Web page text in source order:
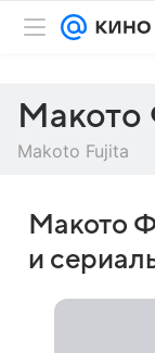
Макото
Makoto Fujita
Макото
и